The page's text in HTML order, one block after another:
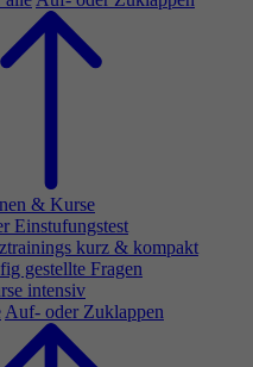
& Kurse
Einstufungstest
kurz & kompakt
gestellte Fragen
intensiv
Auf- oder Zuklappen